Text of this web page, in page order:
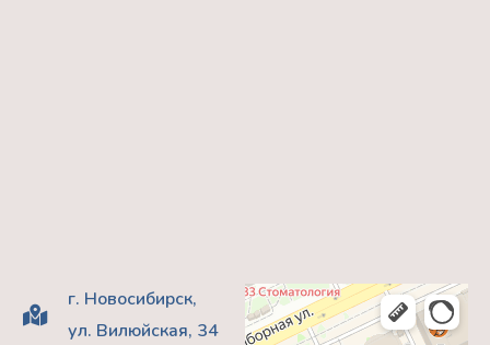
г. Новосибирск,
ул. Вилюйская, 34